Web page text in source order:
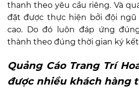
thanh theo yêu cầu riêng. Và
đặt được thực hiện bởi đội ngũ
cao. Do đó luôn đáp ứng
thành theo đúng thời gian ký
Quảng Cáo Trang Trí
được nhiều khách hàng